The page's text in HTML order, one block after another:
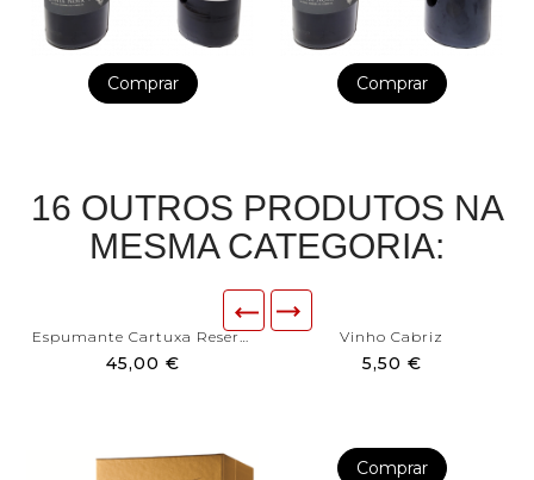
Comprar Comprar
16 OUTROS PRODUTOS NA
MESMA CATEGORIA:
Espumante Cartuxa Reserva...
45,00 €
Vinho Cabriz
5,50 €
Comprar